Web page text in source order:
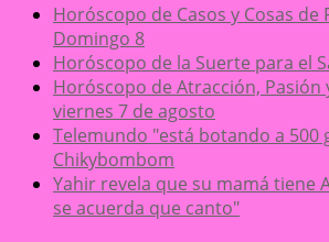
Horóscopo de Casos y Cosas de
Domingo 8
Horóscopo de la Suerte para el
Horóscopo de Atracción, Pasión
viernes 7 de agosto
Telemundo "está botando a 500
Chikybombom
Yahir revela que su mamá tiene
se acuerda que canto"